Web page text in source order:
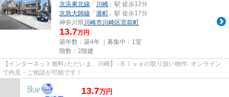
京浜東北線 「 川崎 」駅 徒歩12分
京急大師線 「 港町 」駅 徒歩17分
神奈川県川崎市川崎区宮前町
13.7万円
築年数：築4年 ｜募集中： 1室
階数：2階建
【インターネット無料♪ただいま、川崎】 -Ｂｌｕｅの取り扱い物件- オンライン
で内見・ご相談が可能です！
13.7万円